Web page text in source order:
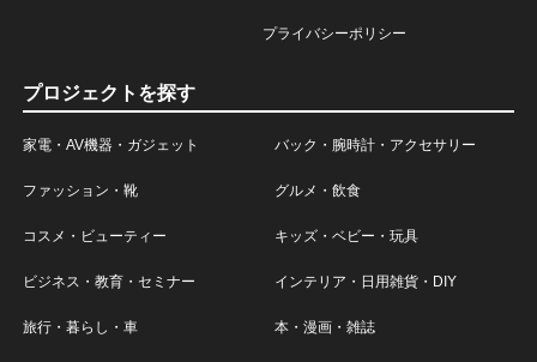
プライバシーポリシー
プロジェクトを探す
家電・AV機器・ガジェット バック・腕時計・アクセサリー
ファッション・靴 グルメ・飲食
コスメ・ビューティー キッズ・ベビー・玩具
ビジネス・教育・セミナー インテリア・日用雑貨・DIY
旅行・暮らし・車 本・漫画・雑誌